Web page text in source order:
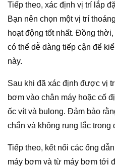
Tiếp theo, xác định vị trí lắp
Bạn nên chọn một vị trí
hoạt động tốt nhất. Đồng
có thể dễ dàng tiếp cận để
này.
Sau khi đã xác định được vị
bơm vào chân máy hoặc cố
ốc vít và bulong. Đảm bảo
chắn và không rung lắc trong
Tiếp theo, kết nối các ống
máy bơm và từ máy bơm tới